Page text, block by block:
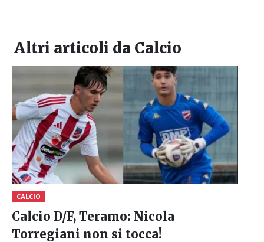
Altri articoli da Calcio
CALCIO
Calcio D/F, Teramo: Nicola
Torregiani non si tocca!